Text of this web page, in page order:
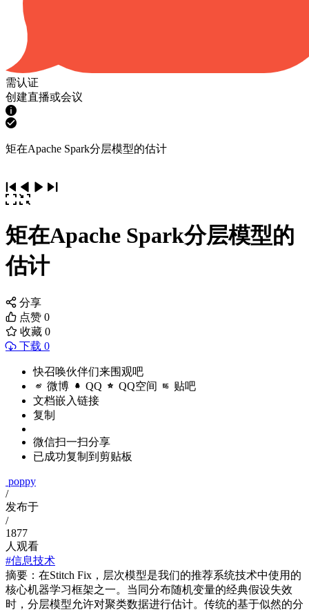
需认证
创建直播或会议
矩在Apache Spark分层模型的估计
矩在Apache Spark分层模型的
估计
分享
点赞 0
收藏 0
下载 0
快召唤伙伴们来围观吧
微博 QQ QQ空间 贴吧
文档嵌入链接
复制
微信扫一扫分享
已成功复制到剪贴板
poppy
/
发布于
/
1877
人观看
#信息技术
摘要：在Stitch Fix，层次模型是我们的推荐系统技术中使用的
核心机器学习框架之一。当同分布随机变量的经典假设失效
时，分层模型允许对聚类数据进行估计。传统的基于似然的分